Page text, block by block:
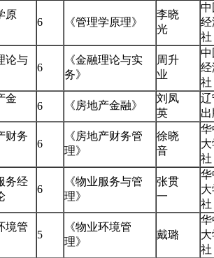
原
6 《管理学原理》
李晓
光
中
经
论与
6
《金融理论与实
务》
周升
业
中
经
金
6 《房地产金融》
刘凤
英
辽
财务
6
《房地产财务管
理》
徐晓
音
华
务经
6
《物业服务与管
理》
张贯
一
华
境管
5
《物业环境管
理》
戴璐
华